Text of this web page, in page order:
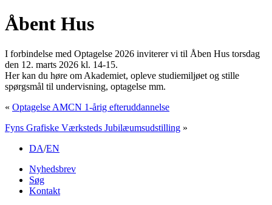
Åbent Hus
I forbindelse med Optagelse 2026 inviterer vi til Åben Hus torsdag
den 12. marts 2026 kl. 14-15.
Her kan du høre om Akademiet, opleve studiemiljøet og stille
spørgsmål til undervisning, optagelse mm.
« Optagelse AMCN 1-årig efteruddannelse
Fyns Grafiske Værksteds Jubilæumsudstilling »
DA/EN
Nyhedsbrev
Søg
Kontakt